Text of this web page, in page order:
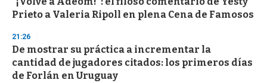
o
f
3
s
c
o
Prieto a Valeria Ripoll en plena Cena de Famosos
21:26
De mostrar su práctica a incrementar la
cantidad de jugadores citados: los primeros días
de Forlán en Uruguay